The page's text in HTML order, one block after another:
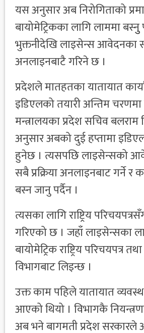
यस अनुसार अब निरोगिताको
बायोमेट्रिकका लागि लाममा बस्नुु
भुक्तनीदेखि लाइसेन्स आवेदनका
अनलाइनबाटै गरिने छ ।
प्रदेशले मातहतका यातायात
इडिएलको तयारी अन्तिम
मन्त्रालयका प्रदेश सचिव बलराम
अनुसार अबको दुई हप्तामा
हुनेछ । त्यसपछि लाइसेन्सको
सबै प्रक्रिया अनलाइनबाट गर्ने
बस्न जानु पर्दैन ।
त्यसका लागि राष्ट्रिय
गरिएको छ । जहाँ लाइसेन्सका
बायोमेट्रिक राष्ट्रिय परिचयपत्र
विभागबाट लिइन्छ ।
उक्त काम पहिले यातायात
आएको थियो । विभागकै
अब भने बागमती प्रदेश